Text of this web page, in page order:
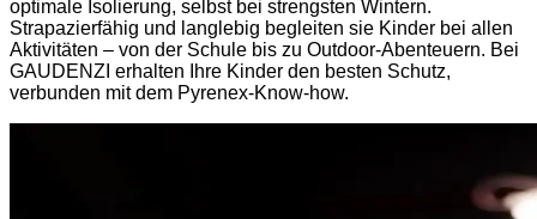
optimale Isolierung, selbst bei strengsten Wintern.
Strapazierfähig und langlebig begleiten sie Kinder bei allen
Aktivitäten – von der Schule bis zu Outdoor-Abenteuern. Bei
GAUDENZI erhalten Ihre Kinder den besten Schutz,
verbunden mit dem Pyrenex-Know-how.